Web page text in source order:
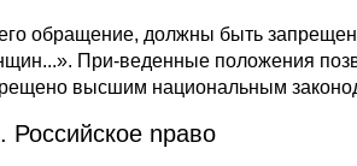
обращение, должны быть
При-веденные положения
высшим националь­ным
Российское nраво